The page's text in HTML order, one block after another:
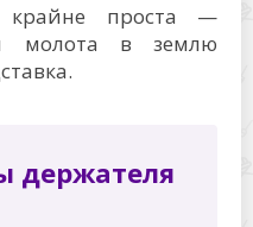
крайне проста —
молота в землю
держателя